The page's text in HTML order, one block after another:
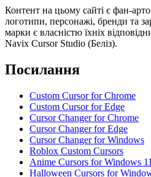
Контент на цьому сайті є фан-
логотипи, персонажі, бренди та
марки є власністю їхніх
Navix Cursor Studio (Беліз).
Посилання
Custom Cursor for Chrome
Custom Cursor for Edge
Cursor Changer for Chrome
Cursor Changer for Edge
Cursor Changer for Windows
Roblox Custom Cursors
Anime Cursors for Windows
Halloween Cursors for